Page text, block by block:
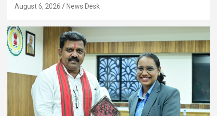
August 6, 2026 News Desk